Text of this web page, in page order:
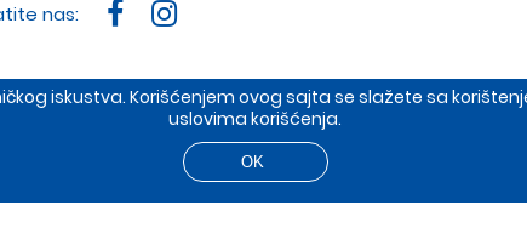
iskustva. Korišćenjem ovog sajta se slažete sa
uslovima korišćenja.
nas:
Dobropoljska 37, prodavnica: Cetinjska 4, 11000